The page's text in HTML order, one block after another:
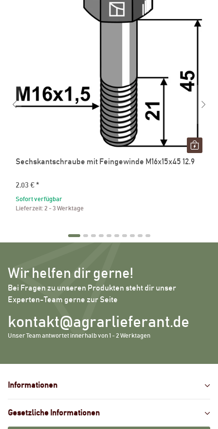
Sechskantschraube mit Feingewinde M16x15x45 12.9
2,03 € *
Sofort verfügbar
Lieferzeit: 2 - 3 Werktage
Wir helfen dir gerne!
Bei Fragen zu unseren Produkten steht dir unser
Experten-Team gerne zur Seite
kontakt@agrarlieferant.de
Unser Team antwortet innerhalb von 1 - 2 Werktagen
Informationen
Gesetzliche Informationen